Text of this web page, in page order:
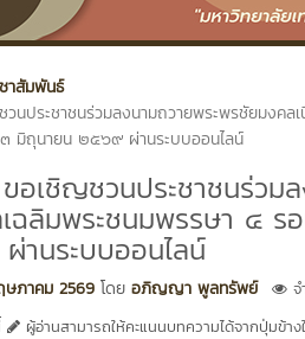
าสัมพันธ์
นประชาชนร่วมลงนามถวายพระพรชัยมงค
๓ มิถุนายน ๒๕๖๙ ผ่านระบบออนไลน์
อเชิญชวนประชาชนร่วม
ฉลิมพระชนมพรรษา ๔ ร
นระบบออนไลน์
ภาคม 2569 โดย อภิญญา พูลทรัพย์
จ
ผู้อ่านสามารถให้คะแนนบทความได้จากปุ่มข้าง